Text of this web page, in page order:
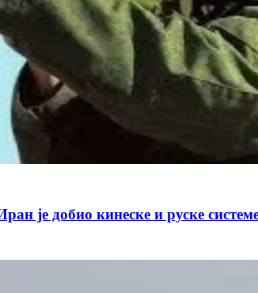
кинеске и руске системе